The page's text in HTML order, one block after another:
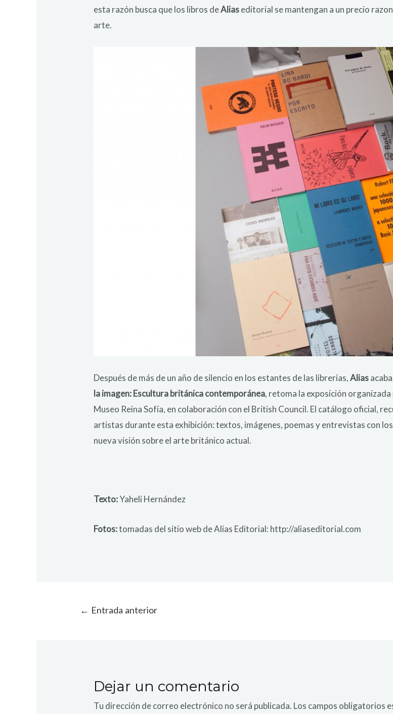
esta razón busca que los libros deAliaseditorial se mantengan a un precio
arte.
Después de más de un año de silencio en los estantes de las librerías,Alias
la imagen: Escultura británica contemporánea, retoma la exposición
Museo Reina Sofía, en colaboración con el British Council. El catálogo oficial,
artistas durante esta exhibición: textos, imágenes, poemas y entrevistas con
nueva visión sobre el arte británico actual.
Texto:Yaheli Hernández
Fotos:tomadas del sitio web de Alias Editorial: http://aliaseditorial.com
← Entrada anterior
Dejar un comentario
Tu dirección de correo electrónico no será publicada. Los campos obligatorios